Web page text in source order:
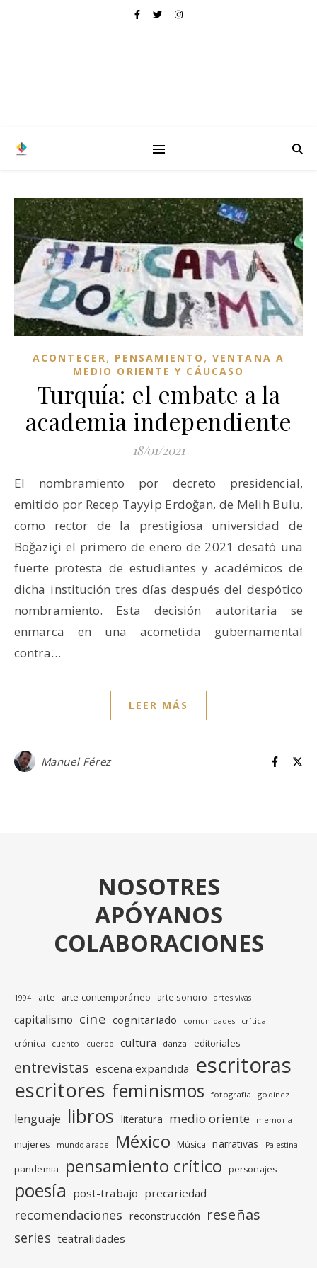
ACONTECER, PENSAMIENTO ,VENTANA A
MEDIO ORIENTE Y CÁUCASO
Turquía: el embate a la
academia independiente
18/01/2021
El nombramiento por decreto presidencial,
emitido por Recep Tayyip Erdoğan, de Melih Bulu,
como rector de la prestigiosa universidad de
Boğaziçi el primero de enero de 2021 desató una
fuerte protesta de estudiantes y académicos de
dicha institución tres días después del despótico
nombramiento. Esta decisión autoritaria se
enmarca en una acometida gubernamental
contra…
LEER MÁS
Manuel Férez
NOSOTRES
APÓYANOS
COLABORACIONES
1994 arte arte contemporáneo arte sonoro artes vivas
capitalismo cine cognitariado comunidades crítica
crónica cuento cuerpo cultura danza editoriales
entrevistas escena expandida escritoras
escritores feminismos fotografia godinez
lenguaje libros literatura medio oriente memoria
mujeres mundo arabe México Música narrativas Palestina
pandemia pensamiento crítico personajes
poesía post-trabajo precariedad
recomendaciones reconstrucción reseñas
series teatralidades